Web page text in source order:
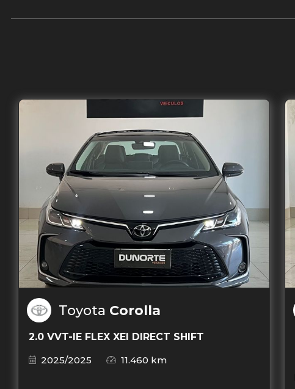
Toyota Corolla
2.0 VVT-IE FLEX XEI DIRECT SHIFT
2025/2025
11.460 km